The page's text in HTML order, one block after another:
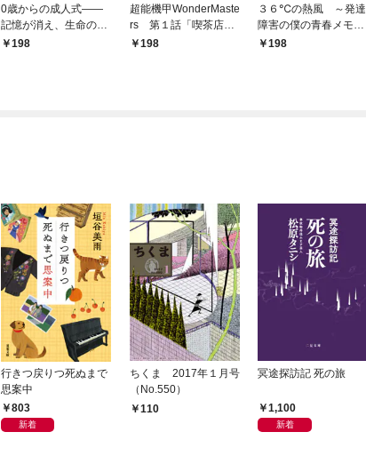
0歳からの成人式――
記憶が消え、生命の火
が点った日のこと――
198
超能機甲WonderMaste
rs 第１話「喫茶店と
５人の超能力機械」
198
３６℃の熱風 ～発達
障害の僕の青春メモリ
ーズ～ 前編
198
行きつ戻りつ死ぬまで
思案中
803
新着
ちくま 2017年１月号
（No.550）
110
冥途探訪記 死の旅
1,100
新着